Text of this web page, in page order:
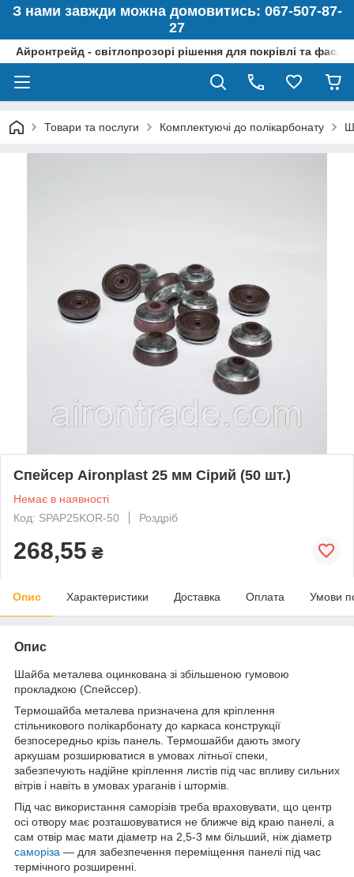
З нами завжди можна домовитись: 067-507-87-
27
Айронтрейд - світлопрозорі рішення для покрівлі та
Товари та послуги Комплектуючі до полікарбонату
Спейсер Aironplast 25 мм Сірий (50 шт.)
Немає в наявності
Код: SPAP25KOR-50
Роздріб
268,55 ₴
Опис Характеристики Доставка Оплата Умови
Опис
Шайба металева оцинкована зі збільшеною гумовою
прокладкою (Спейссер).
Термошайба металева призначена для кріплення
стільникового полікарбонату до каркаса конструкції
безпосередньо крізь панель. Термошайби дають змогу
аркушам розширюватися в умовах літньої спеки,
забезпечують надійне кріплення листів під час впливу сильних
вітрів і навіть в умовах ураганів і штормів.
Під час використання саморізів треба враховувати, що центр
осі отвору має розташовуватися не ближче від краю панелі, а
сам отвір має мати діаметр на 2,5-3 мм більший, ніж діаметр
саморіза — для забезпечення переміщення панелі під час
термічного розширенні.